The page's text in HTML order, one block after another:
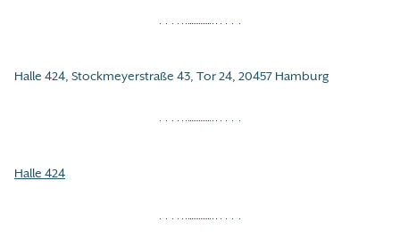
Halle 424, Stockmeyerstraße 43, Tor 24, 20457 Hamburg
Halle 424